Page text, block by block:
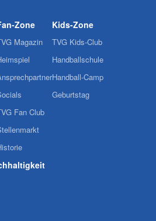
Zone
Magazin
Fan Club
Kids-Zone
TVG Kids-Club
Handballschule
Handball-Camp
Geburtstag